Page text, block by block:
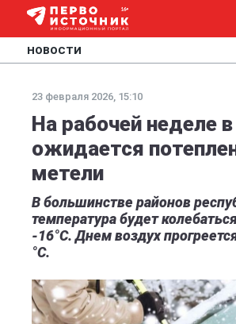
НОВОСТИ
23 февраля 2026, 15:10
На рабочей неделе
ожидается
метели
В большинстве районов
температура будет
-16°С. Днем воздух
°С.